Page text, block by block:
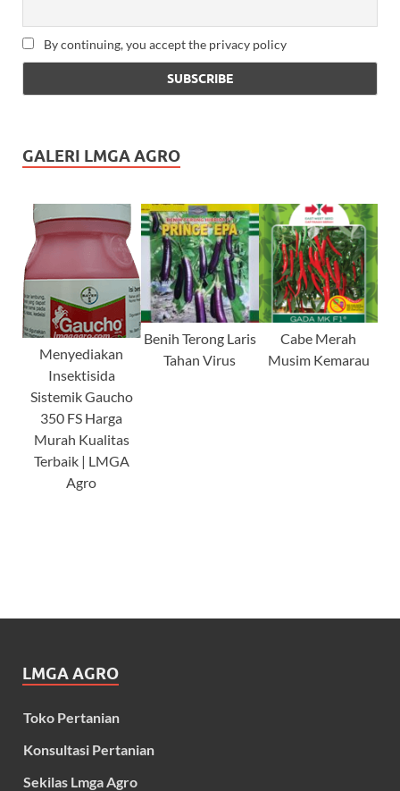
By continuing, you accept the privacy policy
GALERI LMGA AGRO
Menyediakan
Insektisida
Sistemik Gaucho
350 FS Harga
Murah Kualitas
Terbaik | LMGA
Agro
Benih Terong Laris
Tahan Virus
Cabe Merah
Musim Kemarau
LMGA AGRO
Toko Pertanian
Konsultasi Pertanian
Sekilas Lmga Agro